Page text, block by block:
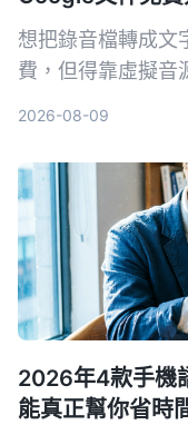
想把錄音檔轉成文
費，但得靠虛擬音
續整理功能幫你分
2026-08-09
2026年4款手機
能真正幫你省時